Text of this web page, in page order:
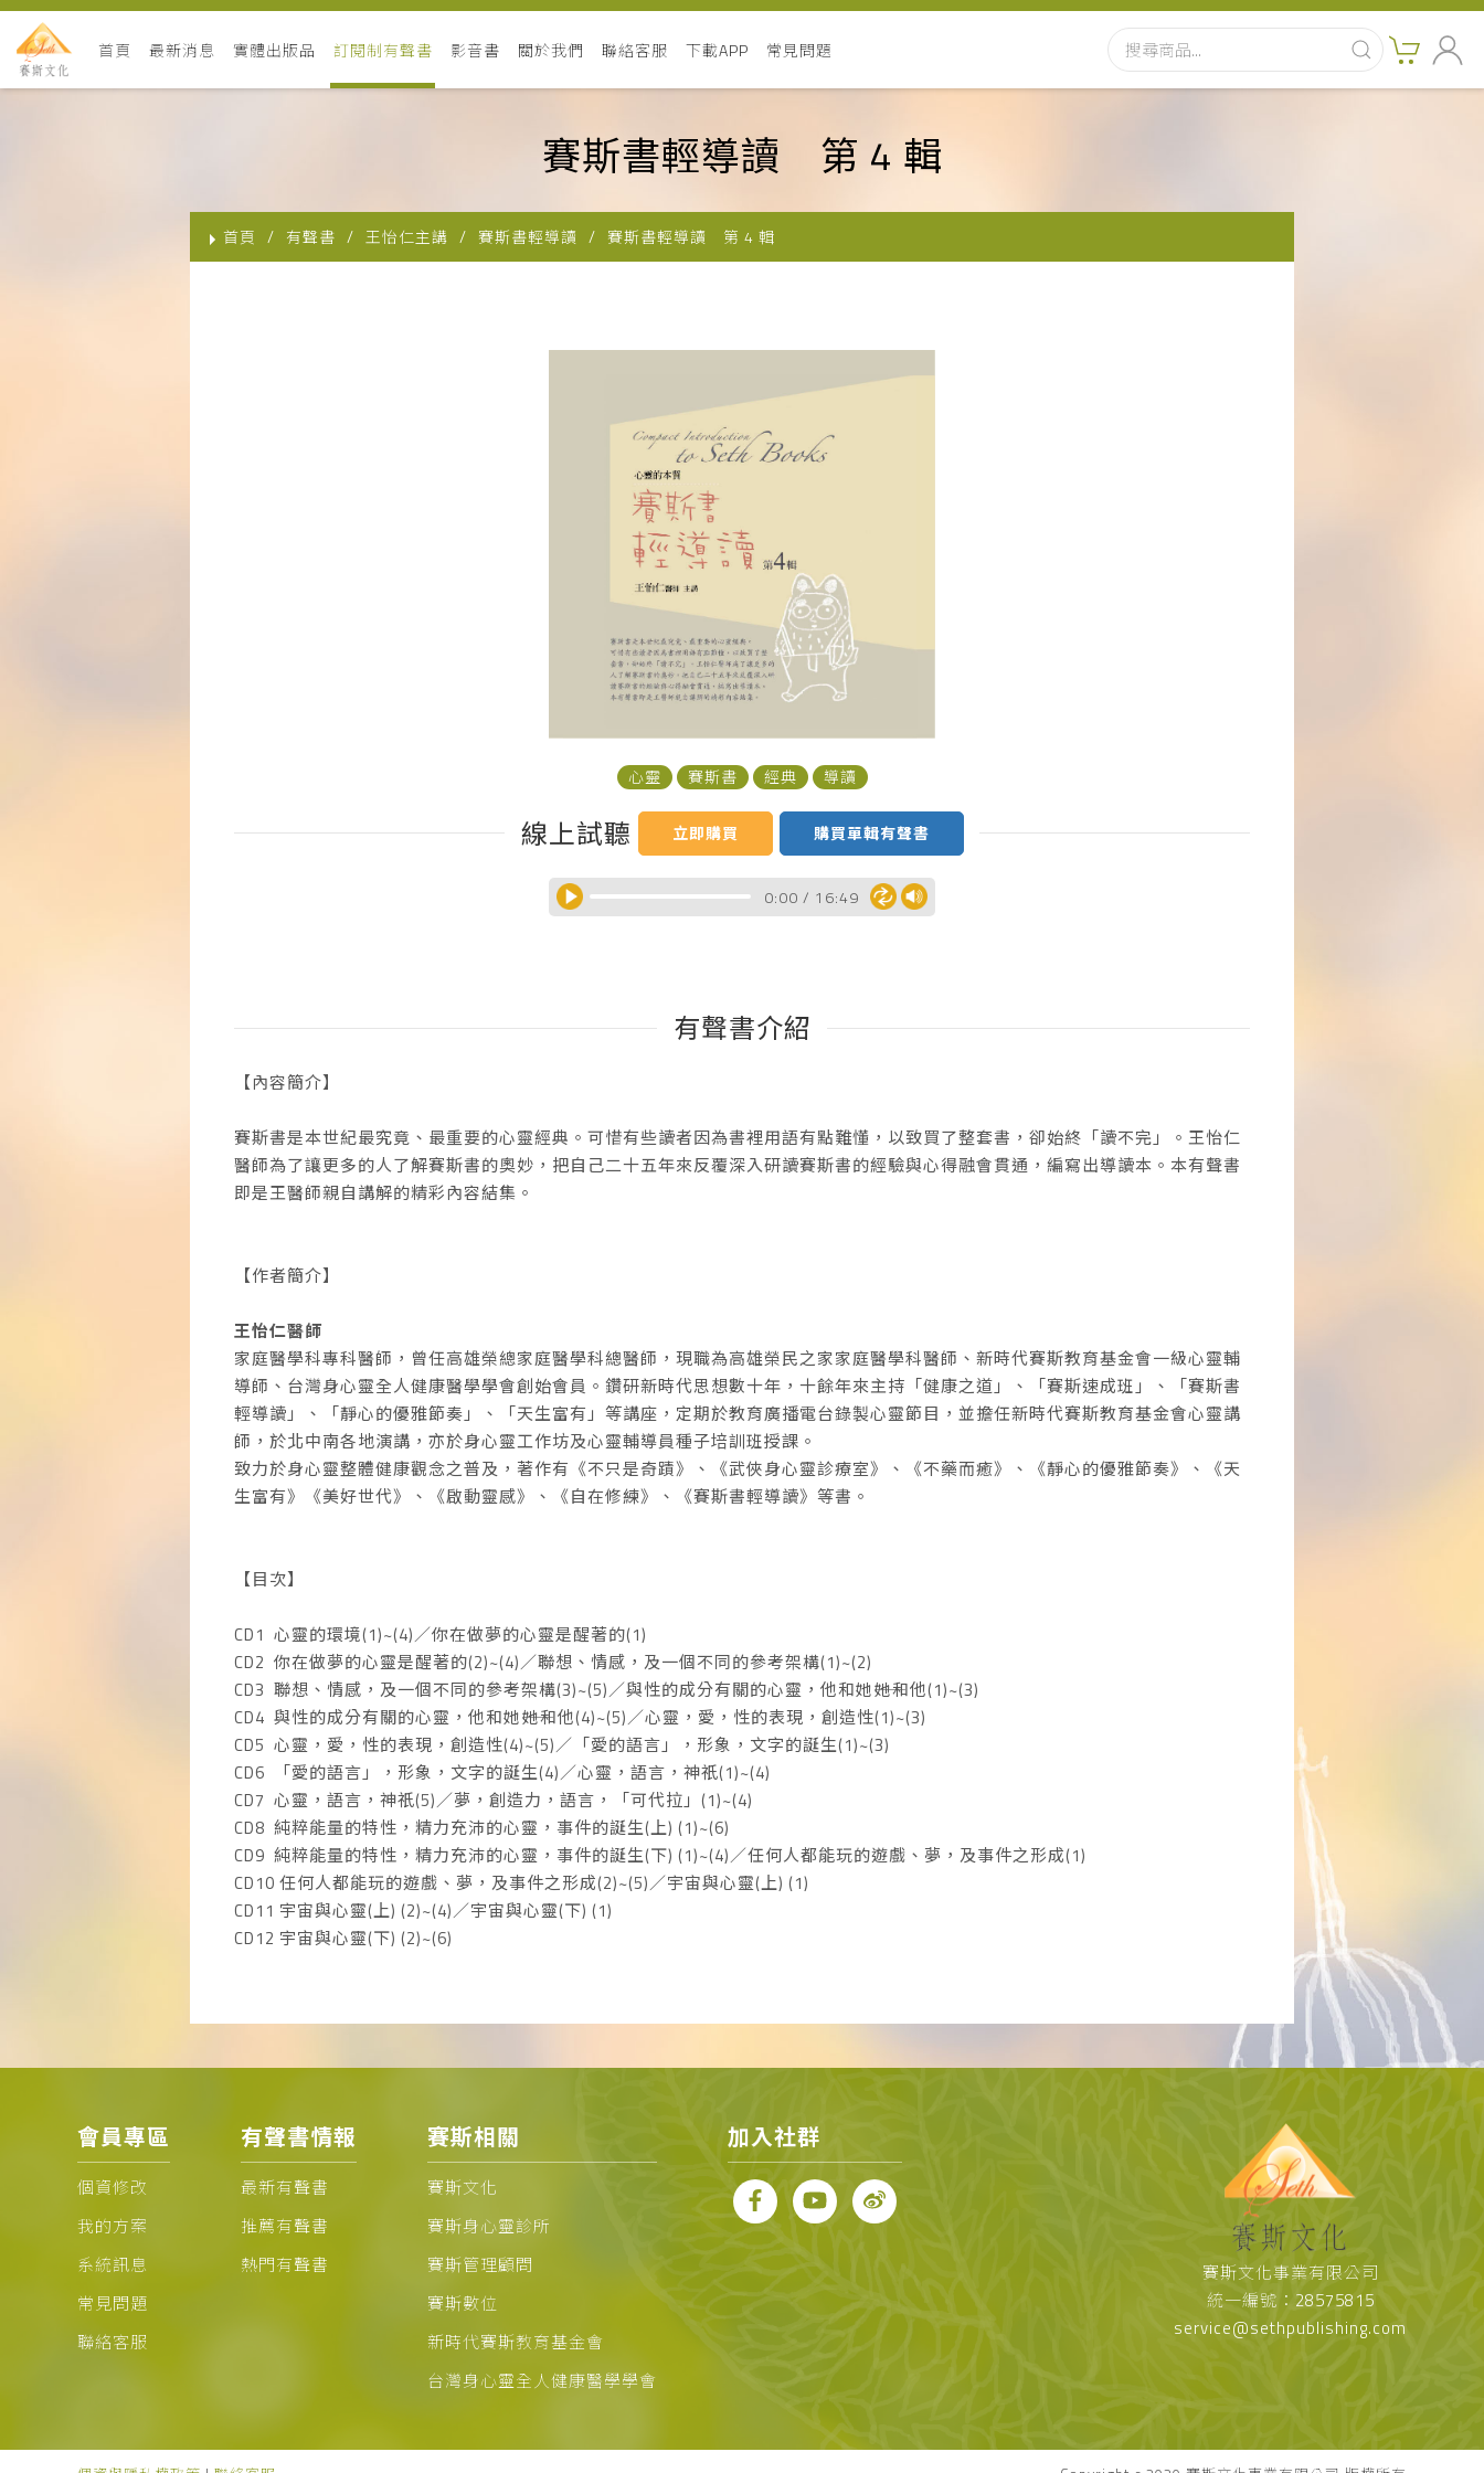
首頁 最新消息 實體出版品 訂閱制有聲書 影音書 關於我們 聯絡客服 下載APP 常見問題
賽斯書輕導讀 第 4 輯
首頁 有聲書 王怡仁主講 賽斯書輕導讀 賽斯書輕導讀 第 4 輯
心靈 賽斯書 經典 導讀
線上試聽 立即購買 購買單輯有聲書
0:00 / 16:49
有聲書介紹
【內容簡介】
賽斯書是本世紀最究竟、最重要的心靈經典。可惜有些讀者因為書裡用語有點難懂，以致買了整套書，卻始終「讀不完」。王怡仁
醫師為了讓更多的人了解賽斯書的奧妙，把自己二十五年來反覆深入研讀賽斯書的經驗與心得融會貫通，編寫出導讀本。本有聲書
即是王醫師親自講解的精彩內容結集。
【作者簡介】
王怡仁醫師
家庭醫學科專科醫師，曾任高雄榮總家庭醫學科總醫師，現職為高雄榮民之家家庭醫學科醫師、新時代賽斯教育基金會一級心靈輔
導師、台灣身心靈全人健康醫學學會創始會員。鑽研新時代思想數十年，十餘年來主持「健康之道」、「賽斯速成班」、「賽斯書
輕導讀」、「靜心的優雅節奏」、「天生富有」等講座，定期於教育廣播電台錄製心靈節目，並擔任新時代賽斯教育基金會心靈講
師，於北中南各地演講，亦於身心靈工作坊及心靈輔導員種子培訓班授課。
致力於身心靈整體健康觀念之普及，著作有《不只是奇蹟》、《武俠身心靈診療室》、《不藥而癒》、《靜心的優雅節奏》、《天
生富有》《美好世代》、《啟動靈感》、《自在修練》、《賽斯書輕導讀》等書。
【目次】
CD1 心靈的環境(1)~(4)／你在做夢的心靈是醒著的(1)
CD2 你在做夢的心靈是醒著的(2)~(4)／聯想、情感，及一個不同的參考架構(1)~(2)
CD3 聯想、情感，及一個不同的參考架構(3)~(5)／與性的成分有關的心靈，他和她――她和他(1)~(3)
CD4 與性的成分有關的心靈，他和她――她和他(4)~(5)／心靈，愛，性的表現，創造性(1)~(3)
CD5 心靈，愛，性的表現，創造性(4)~(5)／「愛的語言」，形象，文字的誕生(1)~(3)
CD6 「愛的語言」，形象，文字的誕生(4)／心靈，語言，神祇(1)~(4)
CD7 心靈，語言，神祇(5)／夢，創造力，語言，「可代拉」(1)~(4)
CD8 純粹能量的特性，精力充沛的心靈，事件的誕生(上) (1)~(6)
CD9 純粹能量的特性，精力充沛的心靈，事件的誕生(下) (1)~(4)／任何人都能玩的遊戲、夢，及事件之形成(1)
CD10 任何人都能玩的遊戲、夢，及事件之形成(2)~(5)／宇宙與心靈(上) (1)
CD11 宇宙與心靈(上) (2)~(4)／宇宙與心靈(下) (1)
CD12 宇宙與心靈(下) (2)~(6)
會員專區
個資修改
我的方案
系統訊息
常見問題
聯絡客服
有聲書情報
最新有聲書
推薦有聲書
熱門有聲書
賽斯相關
賽斯文化
賽斯身心靈診所
賽斯管理顧問
賽斯數位
新時代賽斯教育基金會
台灣身心靈全人健康醫學學會
加入社群
賽斯文化事業有限公司
統一編號：28575815
service@sethpublishing.com